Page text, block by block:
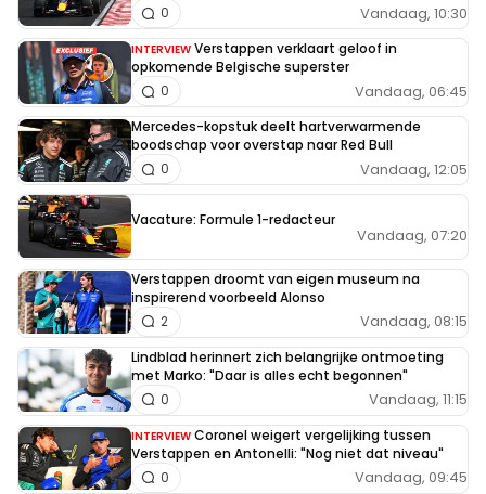
Vandaag, 10:30
0
INTERVIEW Verstappen verklaart geloof in
opkomende Belgische superster
Vandaag, 06:45
0
Mercedes-kopstuk deelt hartverwarmende
boodschap voor overstap naar Red Bull
Vandaag, 12:05
0
Vacature: Formule 1-redacteur
Vandaag, 07:20
Verstappen droomt van eigen museum na
inspirerend voorbeeld Alonso
Vandaag, 08:15
2
Lindblad herinnert zich belangrijke ontmoeting
met Marko: "Daar is alles echt begonnen"
Vandaag, 11:15
0
INTERVIEW Coronel weigert vergelijking tussen
Verstappen en Antonelli: "Nog niet dat niveau"
Vandaag, 09:45
0